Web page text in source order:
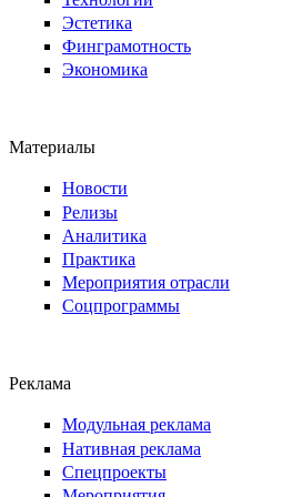
Эстетика
Финграмотность
Экономика
Материалы
Новости
Релизы
Аналитика
Практика
Мероприятия отрасли
Соцпрограммы
Реклама
Модульная реклама
Нативная реклама
Спецпроекты